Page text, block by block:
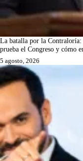
La batalla por la Contraloría:
prueba el Congreso y cómo
5 agosto, 2026